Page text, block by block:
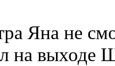
Яна не
на выходе